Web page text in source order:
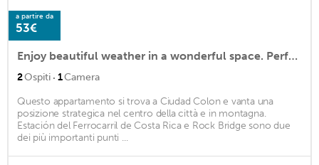
a partire da
53€
Enjoy beautiful weather in a wonderful space. Perfect for UPeace student/worker
2Ospiti · 1Camera
Questo appartamento si trova a Ciudad Colon e vanta una
posizione strategica nel centro della città e in montagna.
Estación del Ferrocarril de Costa Rica e Rock Bridge sono due
dei più importanti punti ...